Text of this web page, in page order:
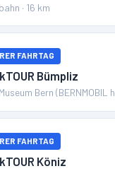
· 16 km
FAHRTAG
Bümpliz
Bern (BERNMOBIL
FAHRTAG
Köniz